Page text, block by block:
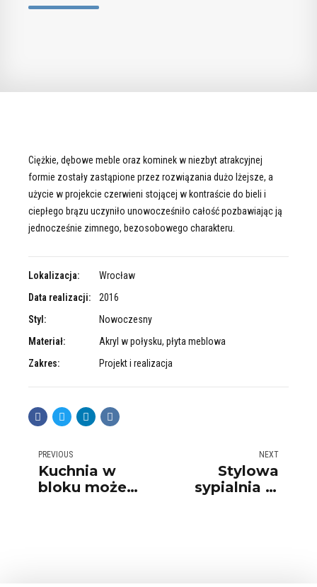
Ciężkie, dębowe meble oraz kominek w niezbyt atrakcyjnej
formie zostały zastąpione przez rozwiązania dużo lżejsze, a
użycie w projekcie czerwieni stojącej w kontraście do bieli i
ciepłego brązu uczyniło unowocześniło całość pozbawiając ją
jednocześnie zimnego, bezosobowego charakteru.
Lokalizacja:
Wrocław
Data realizacji:
2016
Styl:
Nowoczesny
Materiał:
Akryl w połysku, płyta meblowa
Zakres:
Projekt i realizacja
PREVIOUS
Kuchnia w
bloku może
NEXT
Stylowa
sypialnia w